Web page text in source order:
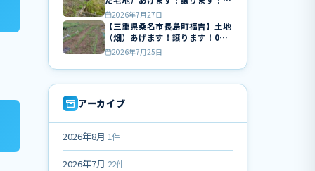
円物件！無料！
2026年7月27日
【三重県桑名市長島町福吉】土地
（畑）あげます！譲ります！0円
物件！無料！
2026年7月25日
アーカイブ
2026年8月 1件
2026年7月 22件